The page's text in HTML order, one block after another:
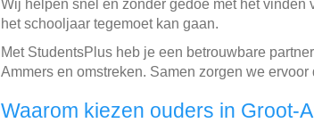
Wij helpen snel en zonder gedoe met het
het schooljaar tegemoet kan gaan.
Met StudentsPlus heb je een betrouwbare
Ammers en omstreken. Samen zorgen we
Waarom kiezen ouders in Groot-